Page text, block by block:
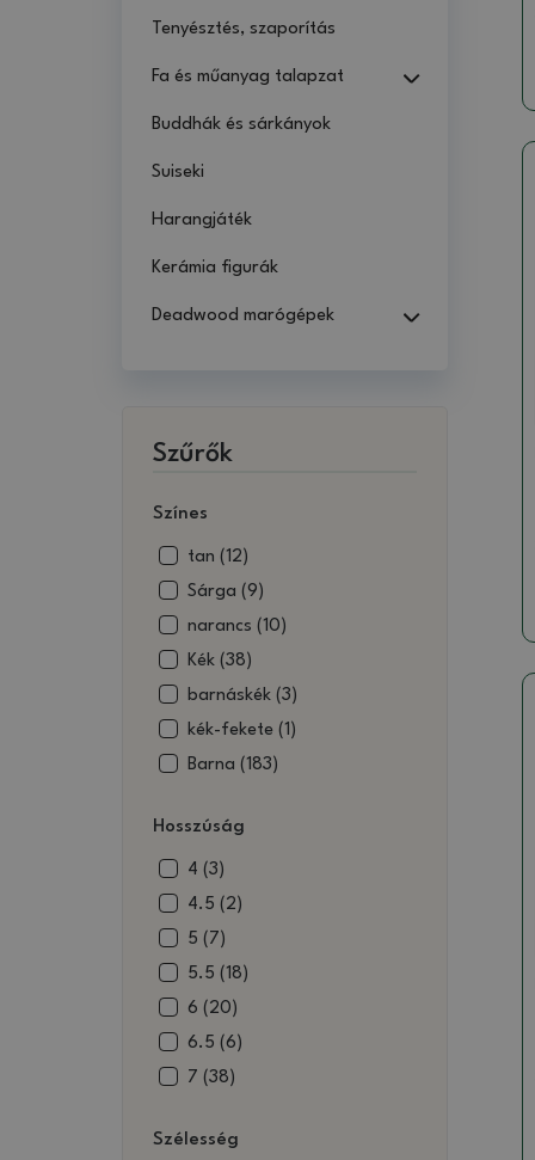
Tenyésztés, szaporítás
Fa és műanyag talapzat
Buddhák és sárkányok
Suiseki
Harangjáték
Kerámia figurák
Deadwood marógépek
Szűrők
Színes
tan (12)
Sárga (9)
narancs (10)
Kék (38)
barnáskék (3)
kék-fekete (1)
Barna (183)
barna-zöld (13)
Bézs (14)
bézsbarna (2)
Fehér (5)
Bilagreen (1)
Fekete (8)
Fekete és kék (5)
fekete és zöld (2)
piros-zöld (1)
Hosszúság
4 (3)
4.5 (2)
5 (7)
5.5 (18)
6 (20)
6.5 (6)
7 (38)
8 (22)
Szélesség